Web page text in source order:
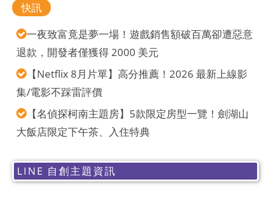
快訊
一夜致富竟是夢一場！遊戲銷售額破百萬卻遭惡意
退款，開發者僅獲得 2000 美元
【Netflix 8月片單】高分推薦！2026 最新上線影
集/電影不踩雷評價
【名偵探柯南主題房】5款限定房型一覽！劍湖山
大飯店限定下午茶、入住特典
LINE 自創主題資訊